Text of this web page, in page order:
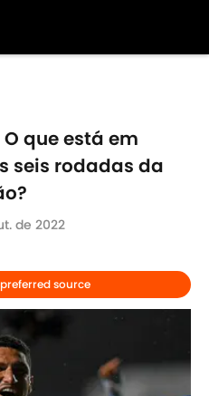
que está em
seis rodadas da
de 2022
source